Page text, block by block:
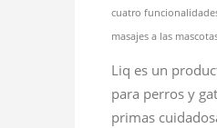
cuatro
masajes a las
Liq es un
para perros y
primas